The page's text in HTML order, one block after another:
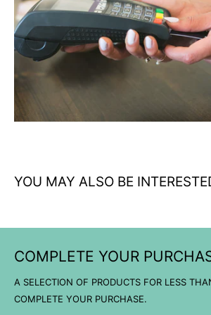
Construcción táctica robusta: materiales
uso profesional intensivo
Múltiples bolsillos funcionales:
Color Alpha Green versátil: perfecto
YOU MAY ALSO BE
COMPLETE YOUR
A SELECTION OF PRODUCTS FOR LESS
COMPLETE YOUR PURCHASE.